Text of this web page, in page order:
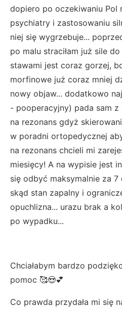
dopiero po oczekiwaniu Pol
psychiatry i zastosowaniu
niej się wygrzebuje...
po malu straciłam już sile
stawami jest coraz gorzej,
morfinowe już coraz mniej
nowy objaw... dodatkowo
- pooperacyjny) pada sam z
na rezonans gdyż
w poradni ortopedycznej
na rezonans chcieli mi
miesięcy! A na wypisie jest
się odbyć maksymalnie za
skąd stan zapalny i
opuchlizna... urazu brak a
po wypadku...
Chciałabym bardzo
pomoc 🥰😍💕
Co prawda przydała mi się